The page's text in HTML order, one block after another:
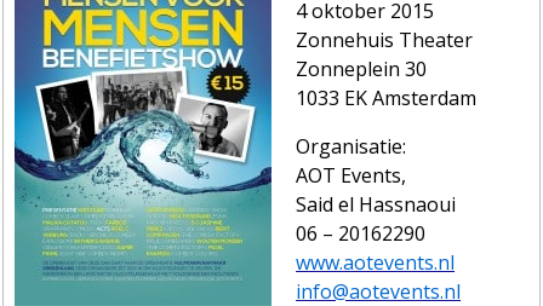
4 oktober 2015
Zonnehuis Theater
Zonneplein 30
1033 EK Amsterdam
Organisatie:
AOT Events,
Said el Hassnaoui
06 – 20162290
www.aotevents.nl
info@aotevents.nl